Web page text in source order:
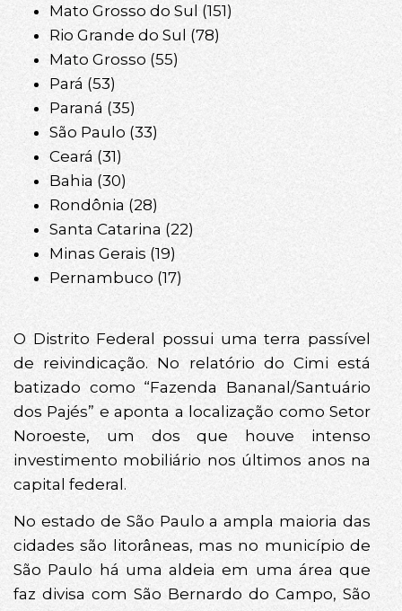
Mato Grosso do Sul (151)
Rio Grande do Sul (78)
Mato Grosso (55)
Pará (53)
Paraná (35)
São Paulo (33)
Ceará (31)
Bahia (30)
Rondônia (28)
Santa Catarina (22)
Minas Gerais (19)
Pernambuco (17)
O Distrito Federal possui uma terra passível
de reivindicação. No relatório do Cimi está
batizado como “Fazenda Bananal/Santuário
dos Pajés” e aponta a localização como Setor
Noroeste, um dos que houve intenso
investimento mobiliário nos últimos anos na
capital federal.
No estado de São Paulo a ampla maioria das
cidades são litorâneas, mas no município de
São Paulo há uma aldeia em uma área que
faz divisa com São Bernardo do Campo, São